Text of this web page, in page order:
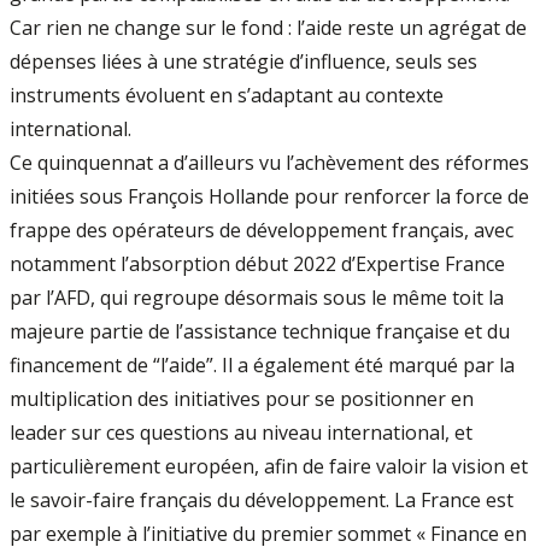
Car rien ne change sur le fond : l’aide reste un agrégat de
dépenses liées à une stratégie d’influence, seuls ses
instruments évoluent en s’adaptant au contexte
international.
Ce quinquennat a d’ailleurs vu l’achèvement des réformes
initiées sous François Hollande pour renforcer la force de
frappe des opérateurs de développement français, avec
notamment l’absorption début 2022 d’Expertise France
par l’AFD, qui regroupe désormais sous le même toit la
majeure partie de l’assistance technique française et du
financement de “l’aide”. Il a également été marqué par la
multiplication des initiatives pour se positionner en
leader sur ces questions au niveau international, et
particulièrement européen, afin de faire valoir la vision et
le savoir-faire français du développement. La France est
par exemple à l’initiative du premier sommet « Finance en